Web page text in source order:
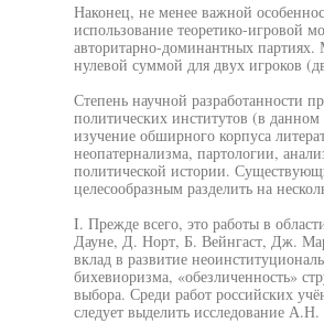
Наконец, не менее важной
использование теоретико-игровой
авторитарно-доминантных
нулевой суммой для двух игроков
Степень научной разработанности
политических институтов (в
изучение обширного корпуса
неопатернализма, партологии,
политической истории.
целесообразным разделить на
I. Прежде всего, это работы в
Дауне, Д. Норт, Б. Вейнгаст, Дж.
вклад в развитие
бихевиоризма, «обезличенность»
выбора. Среди работ российских
следует выделить исследование